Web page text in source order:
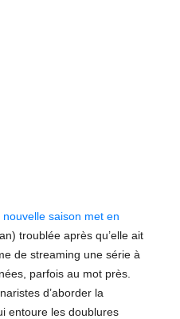
saison met en
troublée après qu’elle ait
de streaming une série à
parfois au mot près.
d’aborder la
entoure les doublures